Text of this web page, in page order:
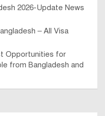
2026-Update News
– All Visa
Opportunities for
from Bangladesh and